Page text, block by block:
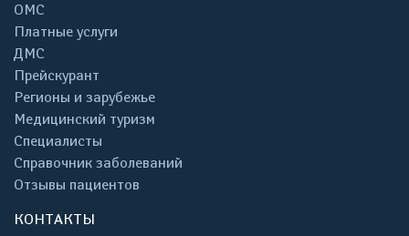
ОМС
Платные услуги
ДМС
Прейскурант
Регионы и зарубежье
Медицинский туризм
Специалисты
Справочник заболеваний
Отзывы пациентов
КОНТАКТЫ